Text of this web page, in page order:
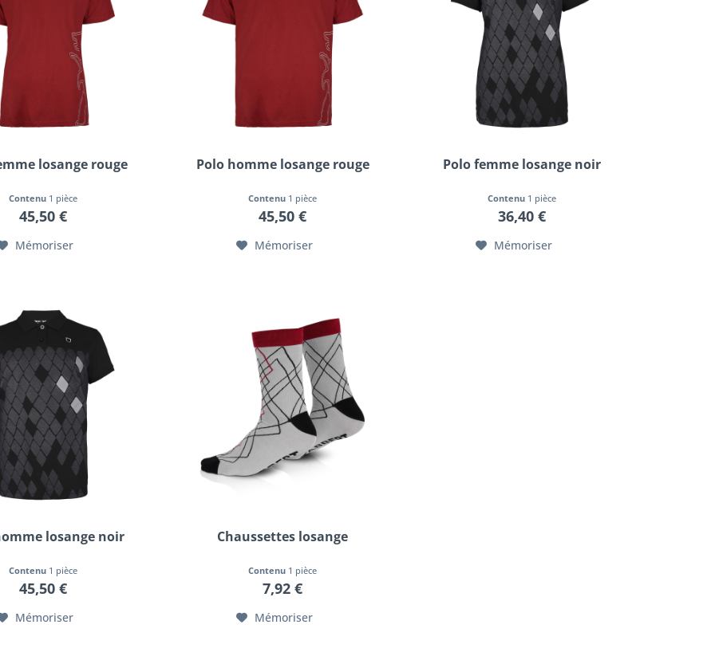
losange rouge
Contenu 1 pièce
45,50 €
Mémoriser
Polo homme losange rouge
Contenu 1 pièce
45,50 €
Mémoriser
Polo femme losange noir
Contenu 1 pièce
36,40 €
Mémoriser
losange noir
Contenu 1 pièce
45,50 €
Mémoriser
Chaussettes losange
Contenu 1 pièce
7,92 €
Mémoriser